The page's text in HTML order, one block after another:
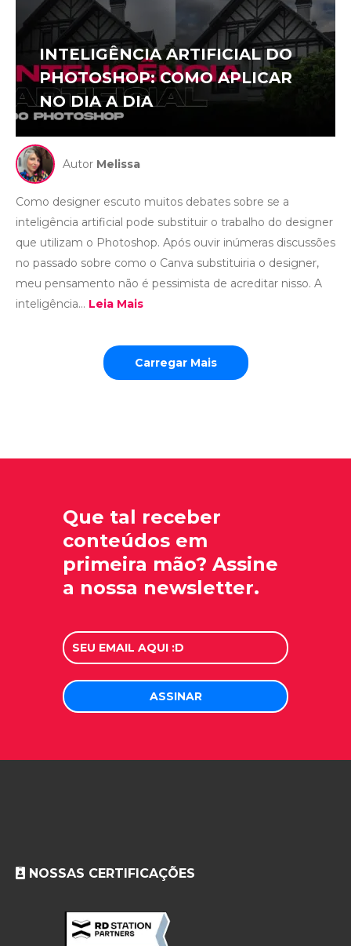
INTELIGÊNCIA ARTIFICIAL DO
PHOTOSHOP: COMO APLICAR
NO DIA A DIA
Autor Melissa
Como designer escuto muitos debates sobre se a
inteligência artificial pode substituir o trabalho do designer
que utilizam o Photoshop. Após ouvir inúmeras discussões
no passado sobre como o Canva substituiria o designer,
meu pensamento não é pessimista de acreditar nisso. A
inteligência... Leia Mais
Carregar Mais
Que tal receber
conteúdos em
primeira mão? Assine
a nossa newsletter.
NOSSAS CERTIFICAÇÕES